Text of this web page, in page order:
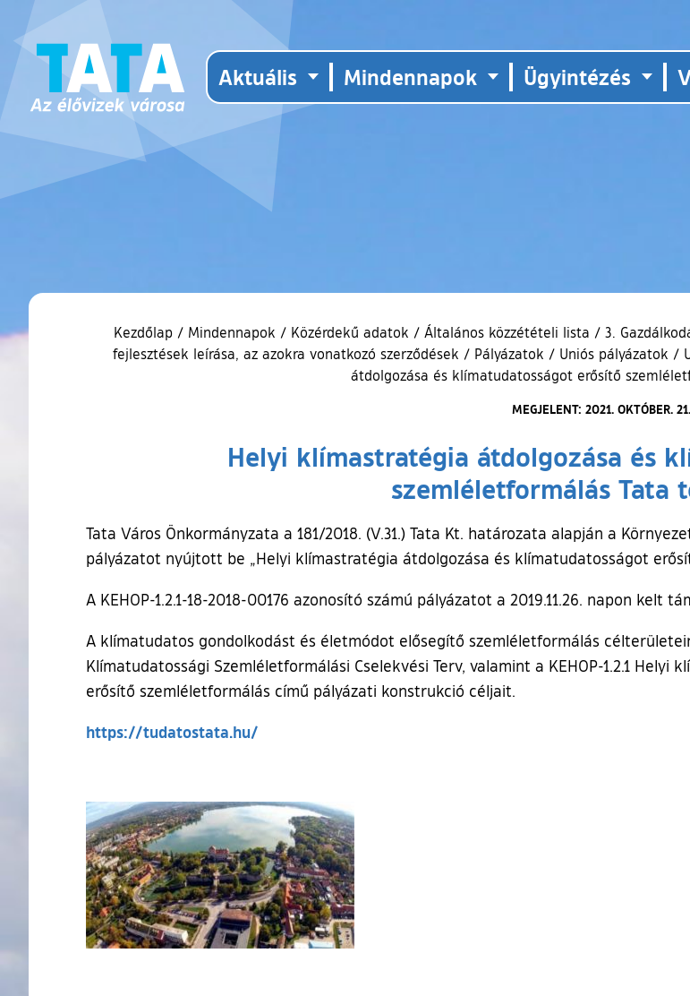
Aktuális Mindennapok Ügyintézés
Kezdőlap / Mindennapok / Közérdekű adatok / Általános közzétételi lista / 3.
fejlesztések leírása, az azokra vonatkozó szerződések / Pályázatok / Uniós pályázatok /
átdolgozása és klímatudatosságot erősítő
MEGJELENT: 2021. OKTÓBER. 21.
Helyi klímastratégia átdolgozása és
szemléletformálás Tata
Tata Város Önkormányzata a 181/2018. (V.31.) Tata Kt. határozata alapján a
pályázatot nyújtott be „Helyi klímastratégia átdolgozása és klímatudatosságot
A KEHOP-1.2.1-18-2018-00176 azonosító számú pályázatot a 2019.11.26. napon
A klímatudatos gondolkodást és életmódot elősegítő szemléletformálás
Klímatudatossági Szemléletformálási Cselekvési Terv, valamint a KEHOP-1.2.1
erősítő szemléletformálás című pályázati konstrukció céljait.
https://tudatostata.hu/